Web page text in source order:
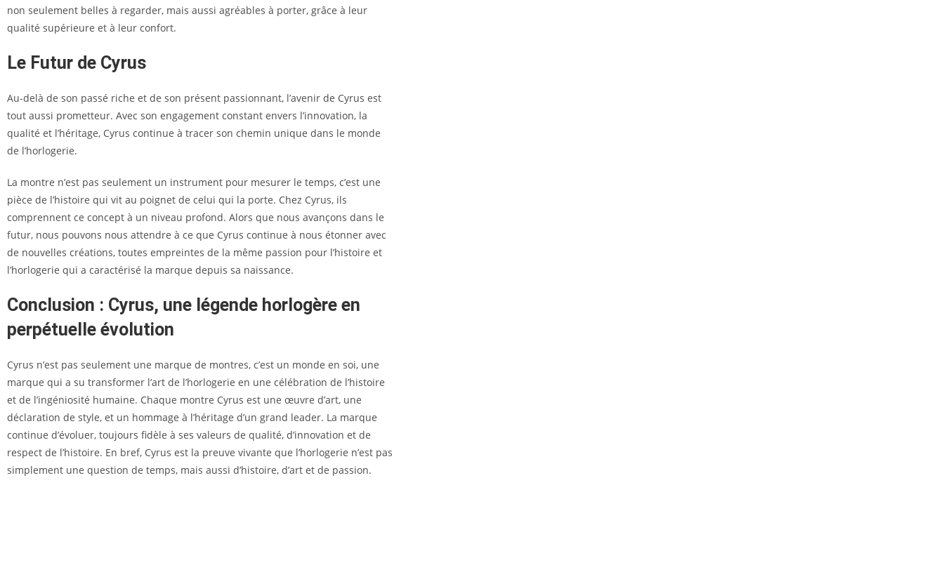
non seulement belles à regarder, mais aussi agréables à porter, grâce à leur
qualité supérieure et à leur confort.
Le Futur de Cyrus
Au-delà de son passé riche et de son présent passionnant, l’avenir de Cyrus est
tout aussi prometteur. Avec son engagement constant envers l’innovation, la
qualité et l’héritage, Cyrus continue à tracer son chemin unique dans le monde
de l’horlogerie.
La montre n’est pas seulement un instrument pour mesurer le temps, c’est une
pièce de l’histoire qui vit au poignet de celui qui la porte. Chez Cyrus, ils
comprennent ce concept à un niveau profond. Alors que nous avançons dans le
futur, nous pouvons nous attendre à ce que Cyrus continue à nous étonner avec
de nouvelles créations, toutes empreintes de la même passion pour l’histoire et
l’horlogerie qui a caractérisé la marque depuis sa naissance.
Conclusion : Cyrus, une légende horlogère en
perpétuelle évolution
Cyrus n’est pas seulement une marque de montres, c’est un monde en soi, une
marque qui a su transformer l’art de l’horlogerie en une célébration de l’histoire
et de l’ingéniosité humaine. Chaque montre Cyrus est une œuvre d’art, une
déclaration de style, et un hommage à l’héritage d’un grand leader. La marque
continue d’évoluer, toujours fidèle à ses valeurs de qualité, d’innovation et de
respect de l’histoire. En bref, Cyrus est la preuve vivante que l’horlogerie n’est pas
simplement une question de temps, mais aussi d’histoire, d’art et de passion.